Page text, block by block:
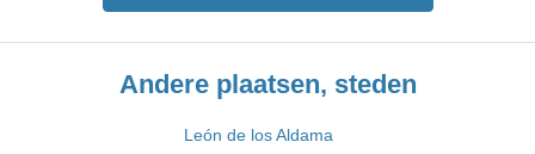
Andere plaatsen, steden
León de los Aldama